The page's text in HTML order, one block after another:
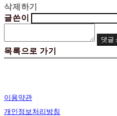
삭제하기
글쓴이
댓글
목록으로 가기
이용약관
개인정보처리방침